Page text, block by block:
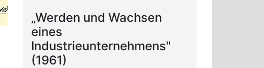
„Werden und Wachsen
eines
Industrieunternehmens"
(1961)